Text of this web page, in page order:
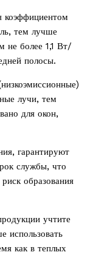
коэффициентом
тем лучше
не более 1,1 Вт/
полосы.
лучи, тем
для окон,
гарантируют
службы, что
образования
учтите
использовать
как в теплых